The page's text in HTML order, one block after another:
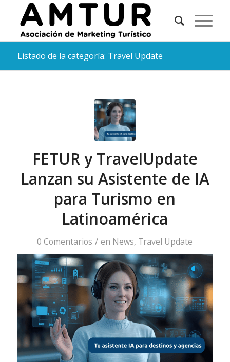
Listado de la categoría: Travel Update
FETUR y TravelUpdate
Lanzan su Asistente de IA
para Turismo en
Latinoamérica
0 Comentarios / en News, Travel Update